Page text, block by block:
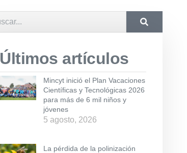
Últimos artículos
Mincyt inició el Plan Vacaciones
Científicas y Tecnológicas 2026
para más de 6 mil niños y
jóvenes
5 agosto, 2026
La pérdida de la polinización